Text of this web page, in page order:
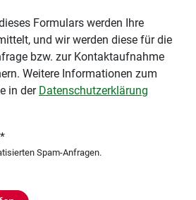
und wir werden diese für die
bzw. zur Kontaktaufnahme
Weitere Informationen zum
in der Datenschutzerklärung